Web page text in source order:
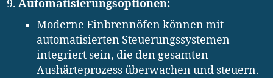
Automatisierungsoptionen:
Moderne Einbrennöfen können mit
automatisierten Steuerungssystemen
integriert sein, die den gesamten
Aushärteprozess überwachen und steuern.